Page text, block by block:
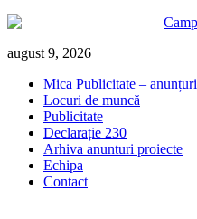
Skip
content
august 9, 2026
Mica Publicitate – anunțuri
Locuri de muncă
Publicitate
Declarație 230
Arhiva anunturi proiecte
Echipa
Contact